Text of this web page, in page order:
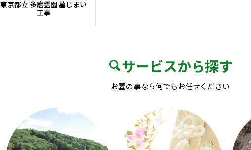
東京都立 多磨霊園 墓じまい
工事
サービスから探す
お墓の事なら何でもお任せください